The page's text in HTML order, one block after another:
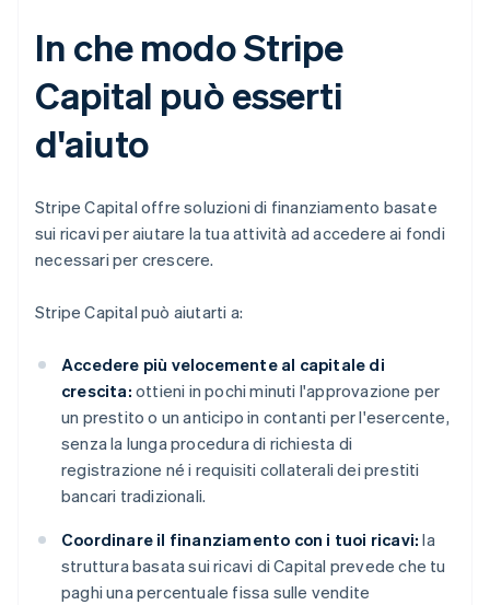
In che modo Stripe
Capital può esserti
d'aiuto
Stripe Capital offre soluzioni di finanziamento basate
sui ricavi per aiutare la tua attività ad accedere ai fondi
necessari per crescere.
Stripe Capital può aiutarti a:
Accedere più velocemente al capitale di
crescita: ottieni in pochi minuti l'approvazione per
un prestito o un anticipo in contanti per l'esercente,
senza la lunga procedura di richiesta di
registrazione né i requisiti collaterali dei prestiti
bancari tradizionali.
Coordinare il finanziamento con i tuoi ricavi: la
struttura basata sui ricavi di Capital prevede che tu
paghi una percentuale fissa sulle vendite